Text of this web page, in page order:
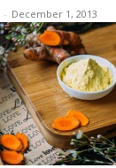
- December 1, 2013